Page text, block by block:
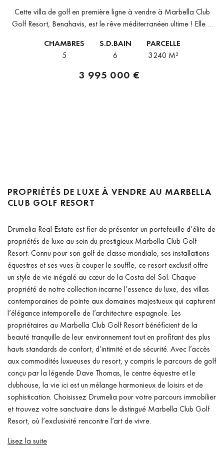
Cette villa de golf en première ligne à vendre à Marbella Club
Golf Resort, Benahavis, est le rêve méditerranéen ultime ! Elle a
CHAMBRES
5
S.D.BAIN
6
PARCELLE
3 240 M²
3 995 000 €
PROPRIÉTÉS DE LUXE À VENDRE AU MARBELLA
CLUB GOLF RESORT
Drumelia Real Estate est fier de présenter un portefeuille d’élite de
propriétés de luxe au sein du prestigieux Marbella Club Golf
Resort. Connu pour son golf de classe mondiale, ses installations
équestres et ses vues à couper le souffle, ce resort exclusif offre
un style de vie inégalé au cœur de la Costa del Sol. Chaque
propriété de notre collection incarne l’essence du luxe, des villas
contemporaines de pointe aux domaines majestueux qui capturent
l’élégance intemporelle de l’architecture espagnole. Les
propriétaires au Marbella Club Golf Resort bénéficient de la
beauté tranquille de leur environnement tout en profitant des plus
hauts standards de confort, d’intimité et de sécurité. Avec l’accès
aux commodités luxueuses du resort, y compris le parcours de golf
conçu par la légende Dave Thomas, le centre équestre et le
clubhouse, la vie ici est un mélange harmonieux de loisirs et de
sophistication. Choisissez Drumelia pour votre parcours immobilier
et trouvez votre sanctuaire dans le distingué Marbella Club Golf
Resort, où l’exclusivité rencontre l’art de vivre.
Lisez la suite